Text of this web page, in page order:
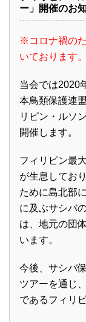
ー」開催のお
※コロナ禍の
いております。
当会では2020
本鳥類保護連
リピン・ルソ
開催します。
フィリピン最
が生息してお
ために島北部
に及ぶサシバ
は、地元の団
います。
今後、サシバ
ツアーを通じ
であるフィリ